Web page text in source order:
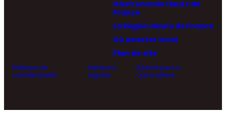
Gastronomie Hauts de
France
La Région Hauts de France
Où acheter local
Plan de site
Politique de
confidentialité
Mentions
légales
Réalisé par La
Quincaillerie